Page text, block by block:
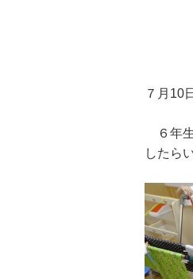
７月10
６年生
したら